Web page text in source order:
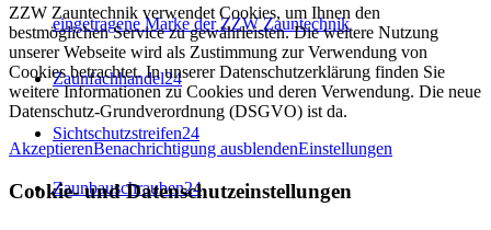
eingetragene Marke der ZZW Zauntechnik
Zaunfachhandel24
Sichtschutzstreifen24
Zaunbauschrauben24
ZZW Zauntechnik verwendet Cookies, um Ihnen den
bestmöglichen Service zu gewährleisten. Die weitere Nutzung
unserer Webseite wird als Zustimmung zur Verwendung von
Cookies betrachtet. In unserer Datenschutzerklärung finden Sie
weitere Informationen zu Cookies und deren Verwendung. Die neue
Datenschutz-Grundverordnung (DSGVO) ist da.
AkzeptierenBenachrichtigung ausblendenEinstellungen
Cookie- und Datenschutzeinstellungen